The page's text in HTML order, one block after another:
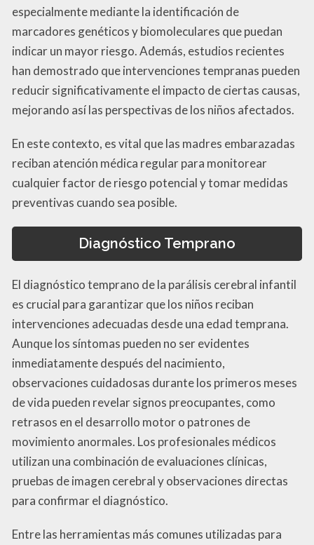
especialmente mediante la identificación de
marcadores genéticos y biomoleculares que puedan
indicar un mayor riesgo. Además, estudios recientes
han demostrado que intervenciones tempranas pueden
reducir significativamente el impacto de ciertas causas,
mejorando así las perspectivas de los niños afectados.
En este contexto, es vital que las madres embarazadas
reciban atención médica regular para monitorear
cualquier factor de riesgo potencial y tomar medidas
preventivas cuando sea posible.
Diagnóstico Temprano
El diagnóstico temprano de la parálisis cerebral infantil
es crucial para garantizar que los niños reciban
intervenciones adecuadas desde una edad temprana.
Aunque los síntomas pueden no ser evidentes
inmediatamente después del nacimiento,
observaciones cuidadosas durante los primeros meses
de vida pueden revelar signos preocupantes, como
retrasos en el desarrollo motor o patrones de
movimiento anormales. Los profesionales médicos
utilizan una combinación de evaluaciones clínicas,
pruebas de imagen cerebral y observaciones directas
para confirmar el diagnóstico.
Entre las herramientas más comunes utilizadas para